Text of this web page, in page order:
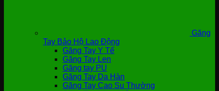
Găng
Tay Bảo Hộ Lao Động
Găng Tay Y Tế
Găng Tay Len
Găng tay PU
Găng Tay Da Hàn
Găng Tay Cao Su Thường